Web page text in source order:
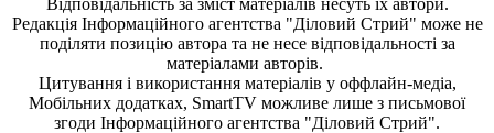
Редакція Інформаційного агентства "Діловий Стрий" може не
поділяти позицію автора та не несе відповідальності за
матеріалами авторів.
Цитування і використання матеріалів у оффлайн-медіа,
Мобільних додатках, SmartTV можливе лише з письмової
згоди Інформаційного агентства "Діловий Стрий".